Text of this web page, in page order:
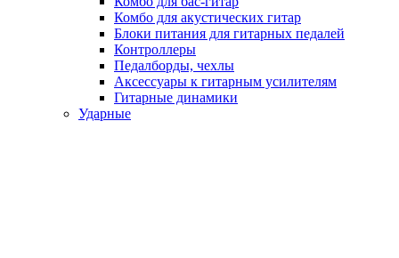
Комбо для акустических гитар
Блоки питания для гитарных педалей
Контроллеры
Педалборды, чехлы
Аксеcсуары к гитарным усилителям
Гитарные динамики
Ударные